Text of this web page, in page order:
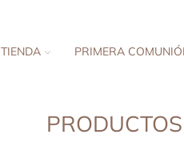
TIENDA PRIMERA